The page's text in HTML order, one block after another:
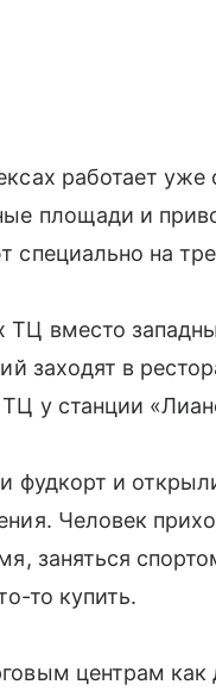
работает
площади и
на
ТЦ вместо
заходят в
у станции
фудкорт и
Человек
заняться
то купить.
центрам